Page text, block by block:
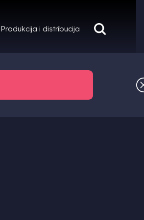
Produkcija i distribucija